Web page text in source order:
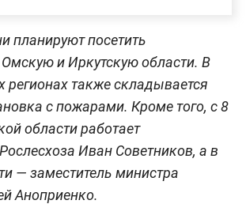
планируют посетить
и Иркутскую области. В
регионах также складывается
с пожарами. Кроме того, с 8
области работает
Иван Советников, а в
— заместитель министра
Аноприенко.